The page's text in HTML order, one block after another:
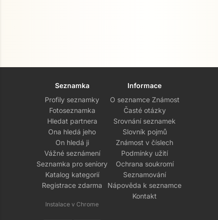
Seznamka
Profily seznamky
Fotoseznamka
Hledat partnera
Ona hledá jeho
On hledá ji
Vážné seznámení
Seznamka pro seniory
Katalog kategorií
Registrace zdarma
Instalace v Chrome
Informace
O seznamce Známost
Časté otázky
Srovnání seznamek
Slovník pojmů
Známost v číslech
Podmínky užití
Ochrana soukromí
Seznamování
Nápověda k seznamce
Kontakt